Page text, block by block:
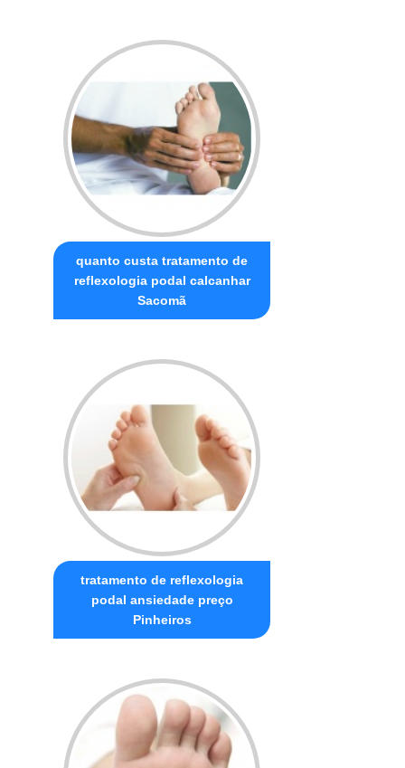
quanto custa tratamento de
reflexologia podal calcanhar
Sacomã
tratamento de reflexologia
podal ansiedade preço
Pinheiros